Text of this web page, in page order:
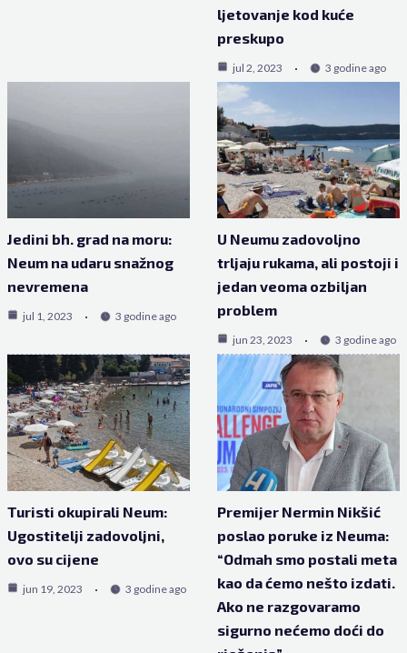
ljetovanje kod kuće
preskupo
jul 2, 2023 3 godine ago
Jedini bh. grad na moru:
Neum na udaru snažnog
nevremena
jul 1, 2023 3 godine ago
U Neumu zadovoljno
trljaju rukama, ali postoji i
jedan veoma ozbiljan
problem
jun 23, 2023 3 godine ago
Turisti okupirali Neum:
Ugostitelji zadovoljni,
ovo su cijene
jun 19, 2023 3 godine ago
Premijer Nermin Nikšić
poslao poruke iz Neuma:
“Odmah smo postali meta
kao da ćemo nešto izdati.
Ako ne razgovaramo
sigurno nećemo doći do